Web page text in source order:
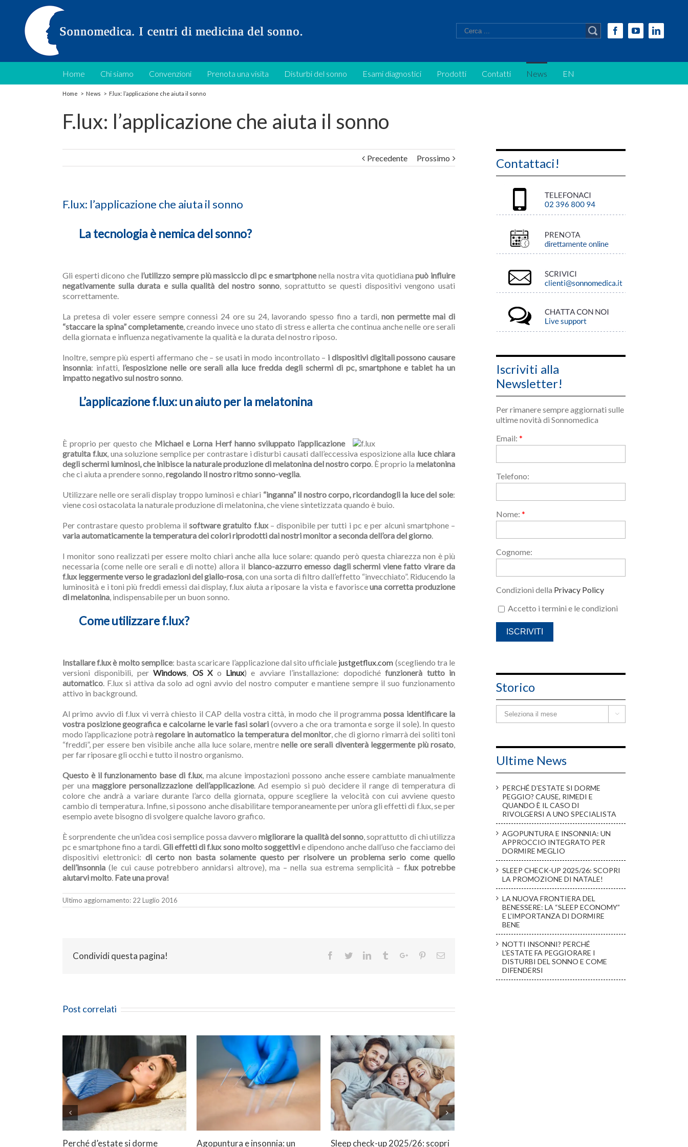
FacebookYoutube
Home Chi siamo Convenzioni Prenota una visita Disturbi del sonno Esami diagnostici Prodotti Contatti News EN
Home > News > F.lux: l’applicazione che aiuta il sonno
F.lux: l’applicazione che aiuta il sonno
Precedente Prossimo
F.lux: l’applicazione che aiuta il sonno
La tecnologia è nemica del sonno?
Gli esperti dicono che l’utilizzo sempre più massiccio di pc e smartphonenella nostra vita quotidianapuò influire
negativamente sulla durata e sulla qualità del nostro sonno, soprattutto se questi dispositivi vengono usati
scorrettamente.
La pretesa di voler essere sempre connessi 24 ore su 24, lavorando spesso fino a tardi,non permette mai di
“staccare la spina” completamente, creando invece uno stato di stress e allerta che continua anche nelle ore serali
della giornata e influenza negativamente la qualità e la durata del nostro riposo.
Inoltre, sempre più esperti affermano che – se usati in modo incontrollato – i dispositivi digitali possono causare
insonnia: infatti, l’esposizione nelle ore serali alla luce fredda degli schermi di pc, smartphone e tablet ha un
impatto negativo sul nostro sonno.
L’applicazione f.lux: un aiuto per la melatonina
È proprio per questo che Michael e Lorna Herf hanno sviluppato l’applicazione
gratuita f.lux, una soluzione semplice per contrastare i disturbi causati dall’eccessiva esposizione alla luce chiara
degli schermi luminosi, che inibisce la naturale produzione di melatonina del nostro corpo. È proprio la melatonina
che ci aiuta a prendere sonno,regolando il nostro ritmo sonno-veglia.
Utilizzare nelle ore serali display troppo luminosi e chiari “inganna” il nostro corpo, ricordandogli la luce del sole:
viene così ostacolata la naturale produzione di melatonina, che viene sintetizzata quando è buio.
Per contrastare questo problema ilsoftware gratuito f.lux– disponibile per tutti i pc e per alcuni smartphone –
varia automaticamente la temperatura dei colori riprodotti dai nostri monitor a seconda dell’ora del giorno.
I monitor sono realizzati per essere molto chiari anche alla luce solare: quando però questa chiarezza non è più
necessaria (come nelle ore serali e di notte) allora il bianco-azzurro emesso dagli schermi viene fatto virare da
f.lux leggermente verso le gradazioni del giallo-rosa, con una sorta di filtro dall’effetto “invecchiato”. Riducendo la
luminosità e i toni più freddi emessi dai display, f.lux aiuta a riposare la vista e favorisceuna corretta produzione
di melatonina, indispensabile per un buon sonno.
Come utilizzare f.lux?
Installare f.lux è molto semplice: basta scaricare l’applicazione dal sito ufficiale justgetflux.com (scegliendo tra le
versioni disponibili, perWindows, OS X o Linux) e avviare l’installazione: dopodichéfunzionerà tutto in
automatico. F.lux si attiva da solo ad ogni avvio del nostro computer e mantiene sempre il suo funzionamento
attivo in background.
Al primo avvio di f.lux vi verrà chiesto il CAP della vostra città, in modo che il programmapossa identificare la
vostra posizione geografica e calcolarne le varie fasi solari(ovvero a che ora tramonta e sorge il sole). In questo
modo l’applicazione potràregolare in automatico la temperatura del monitor, che di giorno rimarrà dei soliti toni
“freddi”, per essere ben visibile anche alla luce solare, mentrenelle ore serali diventerà leggermente più rosato,
per far riposare gli occhi e tutto il nostro organismo.
Questo è il funzionamento base di f.lux, ma alcune impostazioni possono anche essere cambiate manualmente
per unamaggiore personalizzazione dell’applicazione. Ad esempio si può decidere il range di temperatura di
colore che andrà a variare durante l’arco della giornata, oppure scegliere la velocità con cui avviene questo
cambio di temperatura. Infine, si possono anche disabilitare temporaneamente per un’ora gli effetti di f.lux, se per
esempio avete bisogno di svolgere qualche lavoro grafico.
È sorprendente che un’idea così semplice possa davvero migliorare la qualità del sonno, soprattutto di chi utilizza
pc e smartphone fino a tardi.Gli effetti di f.lux sono molto soggettivie dipendono anche dall’uso che facciamo dei
dispositivi elettronici: di certo non basta solamente questo per risolvere un problema serio come quello
dell’insonnia (le cui cause potrebbero annidarsi altrove), ma – nella sua estrema semplicità – f.lux potrebbe
aiutarvi molto. Fate una prova!
Ultimo aggiornamento: 22 Luglio 2016
Condividi questa pagina! Facebook
TwitterLinkedinTumblrGoogle+PinterestEmail
Post correlati
Perché d’estate si dorme
Agopuntura e insonnia: un
Sleep check-up 2025/26: scopri
Contattaci!
Iscriviti alla
Newsletter!
Per rimanere sempre aggiornati sulle
ultime novità di Sonnomedica
Email: *
Telefono:
Nome: *
Cognome:
Condizioni della Privacy Policy
Accetto i termini e le condizioni
Storico
Storico 
Ultime News
PERCHÉ D’ESTATE SI DORME
PEGGIO? CAUSE, RIMEDI E
QUANDO È IL CASO DI
RIVOLGERSI A UNO SPECIALISTA
AGOPUNTURA E INSONNIA: UN
APPROCCIO INTEGRATO PER
DORMIRE MEGLIO
SLEEP CHECK-UP 2025/26: SCOPRI
LA PROMOZIONE DI NATALE!
LA NUOVA FRONTIERA DEL
BENESSERE: LA “SLEEP ECONOMY”
E L’IMPORTANZA DI DORMIRE
BENE
NOTTI INSONNI? PERCHÉ
L’ESTATE FA PEGGIORARE I
DISTURBI DEL SONNO E COME
DIFENDERSI